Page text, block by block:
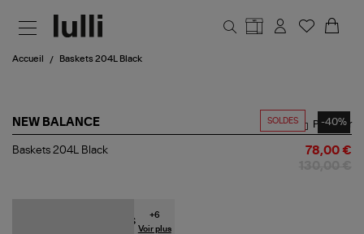
Accueil Baskets 204L Black
SOLDES -40%
NEW BALANCE
Baskets
Partager
Baskets 204L Black 78,00 €
+6
Voir plus